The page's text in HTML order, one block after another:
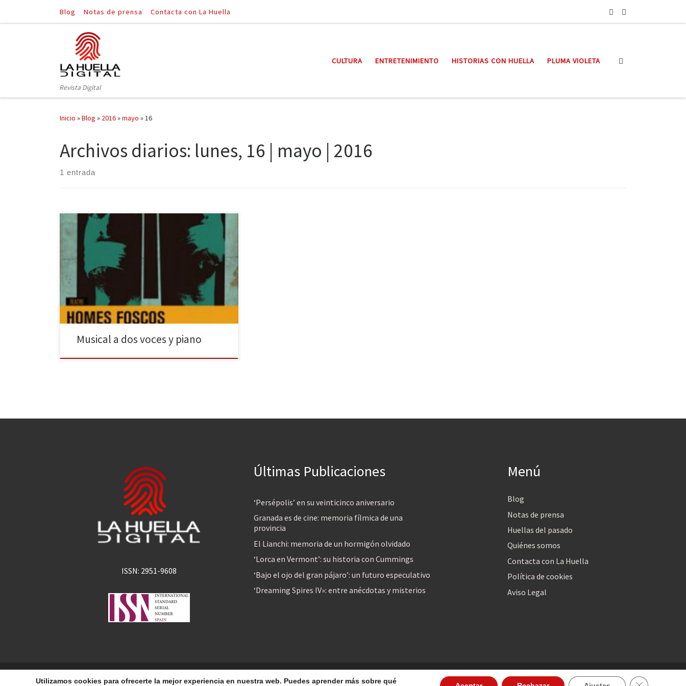
Saltar al contenido
Blog Notas de prensa Contacta con La Huella
Revista Digital
CULTURA ENTRETENIMIENTO HISTORIAS CON HUELLA PLUMA VIOLETA
Inicio »Blog » 2016»mayo »16
Archivos diarios: lunes, 16 | mayo | 2016
1 entrada
Homes foscos se presenta como la segunda parte de
una trilogía que la compositora Clara Peya y el
dramaturgo y director David Pintó iniciaron la
temporada pasada con Mares i filles, interpretada por
Nina y Mariona Castillo. El punto en común de las dos
piezas ya presentadas y de la […]
Musical a dos voces y piano
ISSN: 2951-9608
Últimas Publicaciones
‘Persépolis’ en su veinticinco aniversario
Granada es de cine: memoria fílmica de una
provincia
El Lianchi: memoria de un hormigón olvidado
‘Lorca en Vermont’: su historia con Cummings
‘Bajo el ojo del gran pájaro’: un futuro especulativo
‘Dreaming Spires IV»: entre anécdotas y misterios
Menú
Blog
Notas de prensa
Huellas del pasado
Quiénes somos
Contacta con La Huella
Política de cookies
Aviso Legal
© 2026La Huella Digital – Todos los derechos reservados
Utilizamos cookies para ofrecerte la mejor experiencia en nuestra web. Puedes aprender más sobre qué Cerrar el